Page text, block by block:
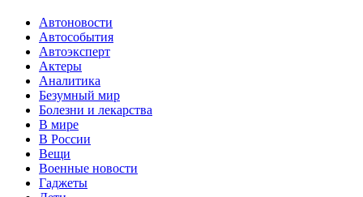
Автоновости
Автособытия
Автоэксперт
Актеры
Аналитика
Безумный мир
Болезни и лекарства
В мире
В России
Вещи
Военные новости
Гаджеты